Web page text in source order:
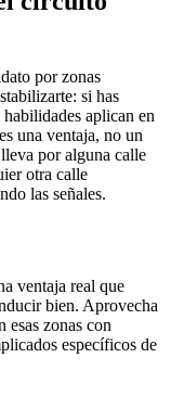
por zonas
si has
aplican en
una ventaja, no un
por alguna calle
otra calle
las señales.
ventaja real que
bien. Aprovecha
esas zonas con
específicos de